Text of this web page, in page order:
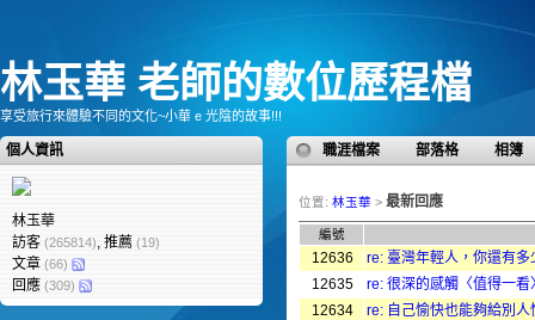
林玉華 老師的數位歷程檔
享受旅行來體驗不同的文化~小華 e 光陰的故事!!!
職涯檔案 部落格 相簿
個人資訊
林玉華
訪客 (265814), 推薦 (19)
文章 (66)
回應 (309)
位置: 林玉華 > 最新回應
編號
12636
re: 臺灣年輕人，你還有
12635
re: 很深的感觸〈值得一看
12634
re: 自己愉快也能夠給別人